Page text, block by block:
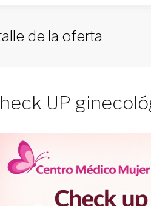
de la oferta
UP